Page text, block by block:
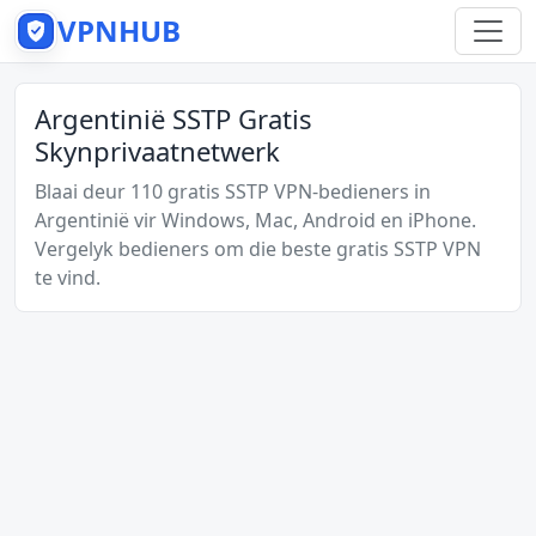
VPNHUB
Argentinië SSTP Gratis
Skynprivaatnetwerk
Blaai deur 110 gratis SSTP VPN-bedieners in
Argentinië vir Windows, Mac, Android en iPhone.
Vergelyk bedieners om die beste gratis SSTP VPN
te vind.